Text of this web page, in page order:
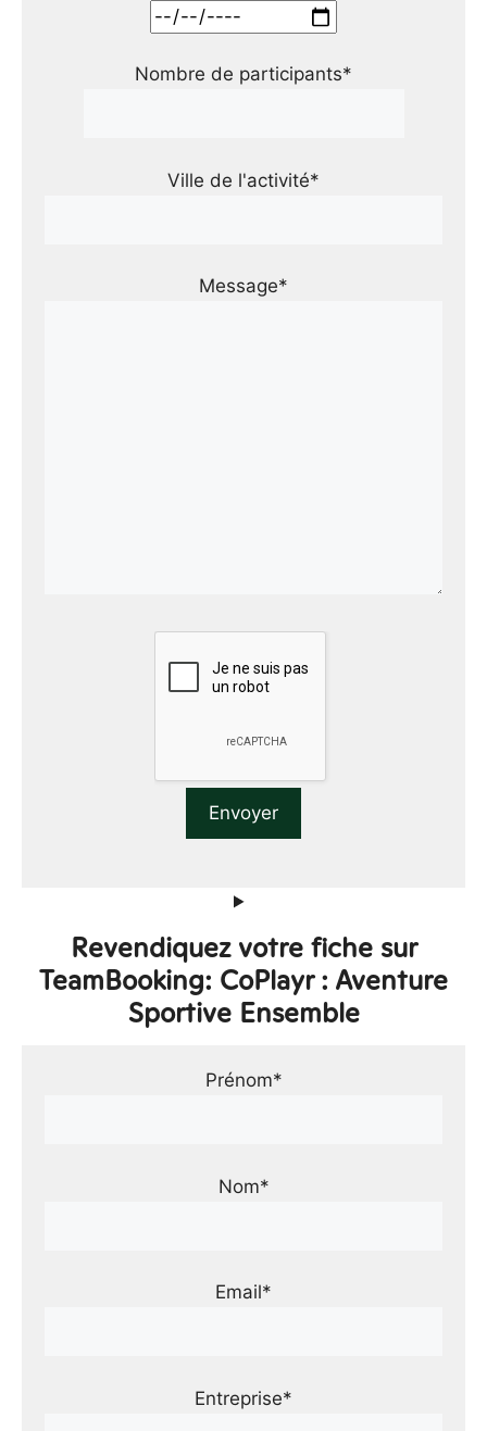
Nombre de participants*
Ville de l'activité*
Message*
Revendiquez votre fiche sur
TeamBooking: CoPlayr : Aventure
Sportive Ensemble
Prénom*
Nom*
Email*
Entreprise*